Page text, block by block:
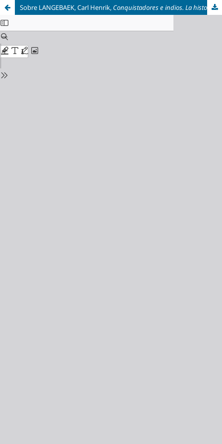
Sobre LANGEBAEK, Carl Henrik, Conquistadores e indios. La historia no contada